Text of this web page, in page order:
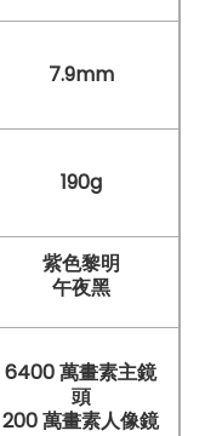
7.9mm
190g
紫色黎明
午夜黑
6400 萬畫素主鏡
頭
200 萬畫素人像鏡